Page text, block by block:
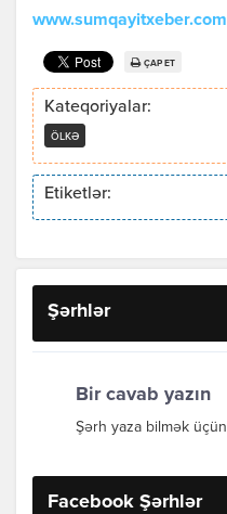
www.sumqayitxeber.com
ÇAP ET
Kateqoriyalar:
ÖLKƏ
Etiketlər:
Şərhlər
Bir cavab yazın
Şərh yaza bilmək üçün
Facebook Şərhlər